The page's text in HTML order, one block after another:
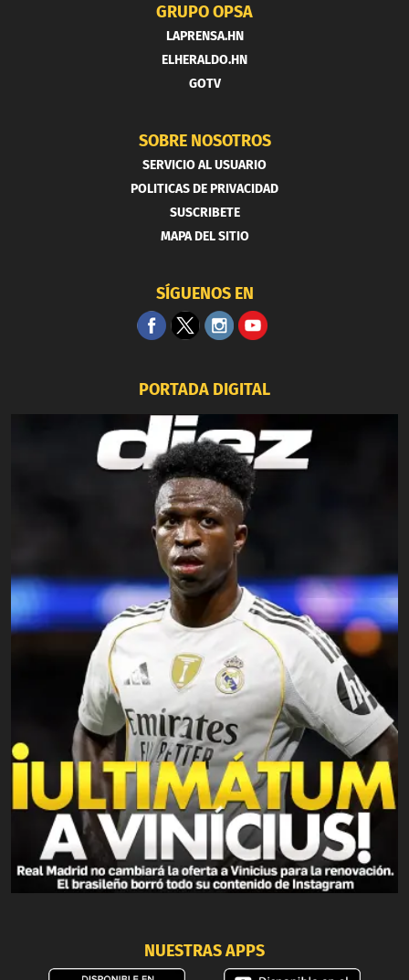
GRUPO OPSA
LAPRENSA.HN
ELHERALDO.HN
GOTV
SOBRE NOSOTROS
SERVICIO AL USUARIO
POLITICAS DE PRIVACIDAD
SUSCRIBETE
MAPA DEL SITIO
SÍGUENOS EN
PORTADA DIGITAL
NUESTRAS APPS